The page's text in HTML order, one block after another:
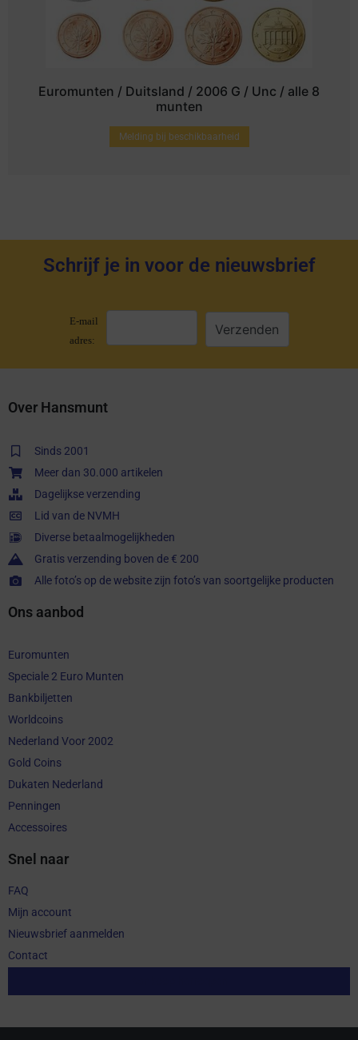
Euromunten / Duitsland / 2006 G / Unc / alle 8
munten
Melding bij beschikbaarheid
Schrijf je in voor de nieuwsbrief
E-mail
adres:
Over Hansmunt
Sinds 2001
Meer dan 30.000 artikelen
Dagelijkse verzending
Lid van de NVMH
Diverse betaalmogelijkheden
Gratis verzending boven de € 200
Alle foto’s op de website zijn foto’s van soortgelijke producten
Ons aanbod
Euromunten
Speciale 2 Euro Munten
Bankbiljetten
Worldcoins
Nederland Voor 2002
Gold Coins
Dukaten Nederland
Penningen
Accessoires
Snel naar
FAQ
Mijn account
Nieuwsbrief aanmelden
Contact